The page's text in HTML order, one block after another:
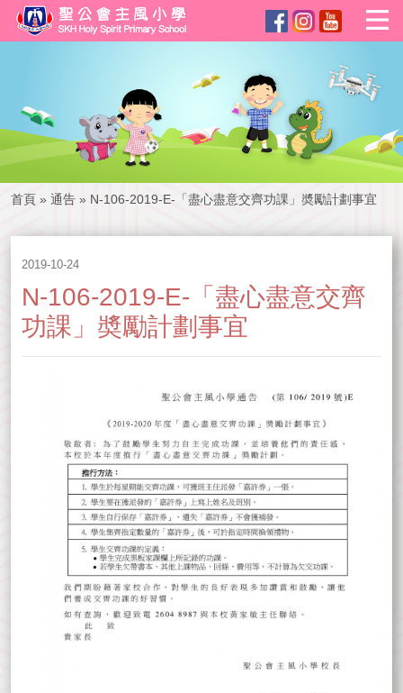
首頁 » 通告 » N-106-2019-E-「盡心盡意交齊功課」奬勵計劃事宜
2019-10-24
N-106-2019-E-「盡心盡意交齊
功課」奬勵計劃事宜